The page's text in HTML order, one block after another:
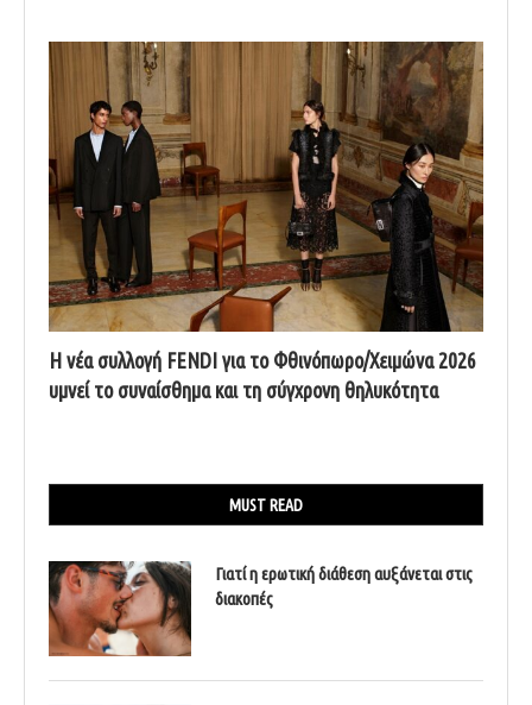
Η νέα συλλογή FENDI για το Φθινόπωρο/Χειμώνα 2026
υμνεί το συναίσθημα και τη σύγχρονη θηλυκότητα
MUST READ
Γιατί η ερωτική διάθεση αυξάνεται στις
διακοπές